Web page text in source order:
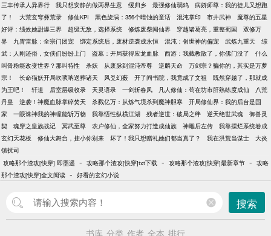
三丰传承人异界行
我只想安静的做两界生意 缓归乡 最强修仙弱鸡
病娇师尊：我的徒儿又想跑
了！
大荒玄穹彝荒录 修仙KPI 黑色旋涡：356个暗蚀的童话 混沌掌印 市井武神
魔尊的五星
好评：绩效她甜爆三界
超级无敌，选择系统 修炼废柴闯仙界 穿越诸葛亮，重整蜀国
双修万
界
九霄雷脉：全宗门团宠 绑定系统后，废材逆袭成永恒 混沌：创世神的偏宠 武炼九重天
综
武：人刚还俗，女侠们纷纷上门
盗墓：开局获得应龙血脉 西游：我截教散了，你佛门没了
什么
叫骨粉能改变世界？那叫特性
杀妖 从废脉到混沌帝尊 逆麟天命
万剑宗？骗你的，其实是万萝
宗！
长命猫妖开局吹唢呐送葬诸天 风爻幻薮 开了间书院，我竟成了文祖
既然穿越了，那就成
为王吧！
轩道 后室层级收录 天灵语录 一剑斩春风 凡人修仙：苟在坊市肝熟练度成仙
八荒
丹皇
逆袭！神魔血脉掌碎焚天 杀戮亿万：从炼气境杀到魔神胆寒
开局修仙界：我的后台是国
家
一眼诛神我的神瞳能斩万物 我靠悟性纵横江湖 残者逆世：破局之绊 逆天绝世武魂
御兽灵
契
魂穿之皇族战记 冥武至尊 农户修仙，全家努力打造成仙族 神雕后左传
我靠摆烂系统卷成
玄幻天花板
修仙大舞台，挂小你别来 坏了！我只想赠礼她们都当真了？ 我在洪荒当谋士
大炎
镇抚司
攻略那个渣攻[快穿] 即墨遥 - 攻略那个渣攻[快穿]txt下载 - 攻略那个渣攻[快穿]最新章节 - 攻略
那个渣攻[快穿]全文阅读 - 好看的玄幻小说
搜索
书库 分类 作者 全本 排行